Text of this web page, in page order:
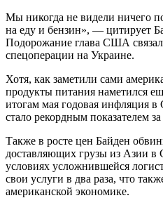
Мы никогда не видели ничего
на еду и бензин», — цитирует
Подорожание глава США связал
спецоперации на Украине.
Хотя, как заметили сами
продукты питания наметился
итогам мая годовая инфляция
стало рекордным показателем
Также в росте цен Байден
доставляющих грузы из Азии
условиях усложнившейся
свои услуги в два раза, что
американской экономике.